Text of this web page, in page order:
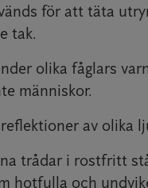
för att täta
tak.
olika fåglars
människor.
av olika
trådar i rostfritt
hotfulla och